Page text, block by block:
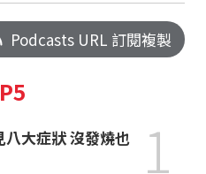
Podcasts URL 訂閱複製
1